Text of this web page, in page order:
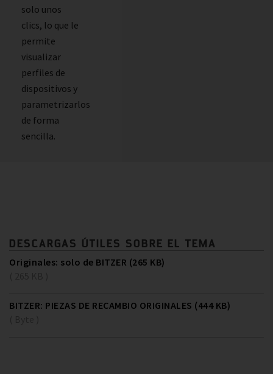
solo unos
clics, lo que le
permite
visualizar
perfiles de
dispositivos y
parametrizarlos
de forma
sencilla.
DESCARGAS ÚTILES SOBRE EL TEMA
Originales: solo de BITZER (265 KB)
BITZER: PIEZAS DE RECAMBIO ORIGINALES (444 KB)